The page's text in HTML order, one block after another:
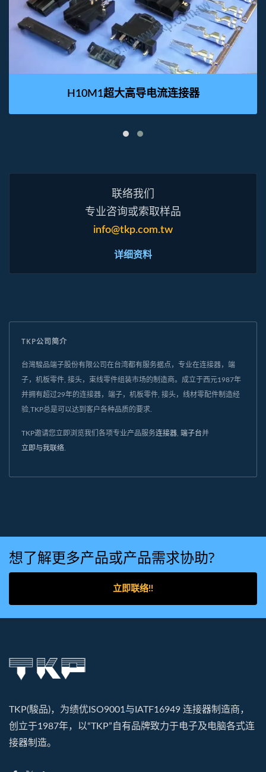
H10M1超大高导电流连接器
联络我们
专业咨询或索取样品
info@tkp.com.tw
详细资料
TKP公司简介
台灣駿品端子股份有限公司在台湾都有服务据点，专业在连接器，端
子，机板零件, 接头，束线零件组装市场的制造商。成立于西元1987年
并拥有超过29年的连接器，端子，机板零件, 接头，线材零配件制造经
验,TKP总是可以达到客户各种品质的要求.
TKP邀请您立即浏览我们各项专业产品服务连接器 端子台并
立即与我联络
想了解更多产品或产品需求协助?
立即联络!!
TKP(駿品)，为绩优ISO9001与IATF16949 连接器制造商，
创立于1987年，以“TKP”自有品牌致力于电子及电脑各式连
接器制造。